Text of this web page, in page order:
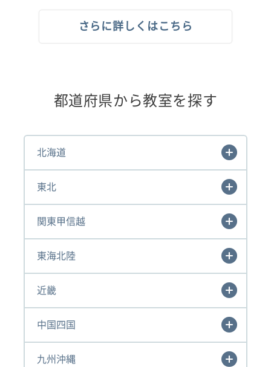
さらに詳しくはこちら
都道府県から教室を探す
北海道
東北
関東甲信越
東海北陸
近畿
中国四国
九州沖縄